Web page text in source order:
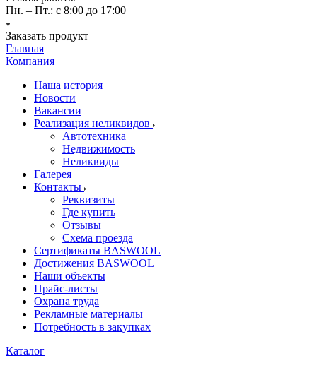
Пн. – Пт.: с 8:00 до 17:00
Заказать продукт
Главная
Компания
Наша история
Новости
Вакансии
Реализация неликвидов
Автотехника
Недвижимость
Неликвиды
Галерея
Контакты
Реквизиты
Где купить
Отзывы
Схема проезда
Сертификаты BASWOOL
Достижения BASWOOL
Наши объекты
Прайс-листы
Охрана труда
Рекламные материалы
Потребность в закупках
Каталог